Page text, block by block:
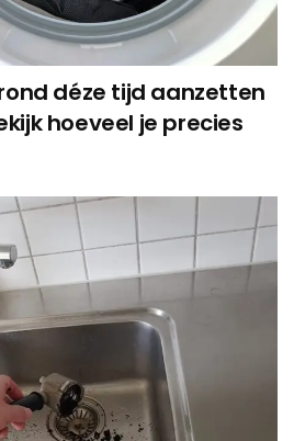
déze tijd aanzetten
hoeveel je precies